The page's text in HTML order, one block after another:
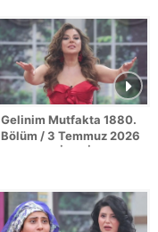
Gelinim Mutfakta 1880.
Bölüm / 3 Temmuz 2026
- SEZON FİNALİ